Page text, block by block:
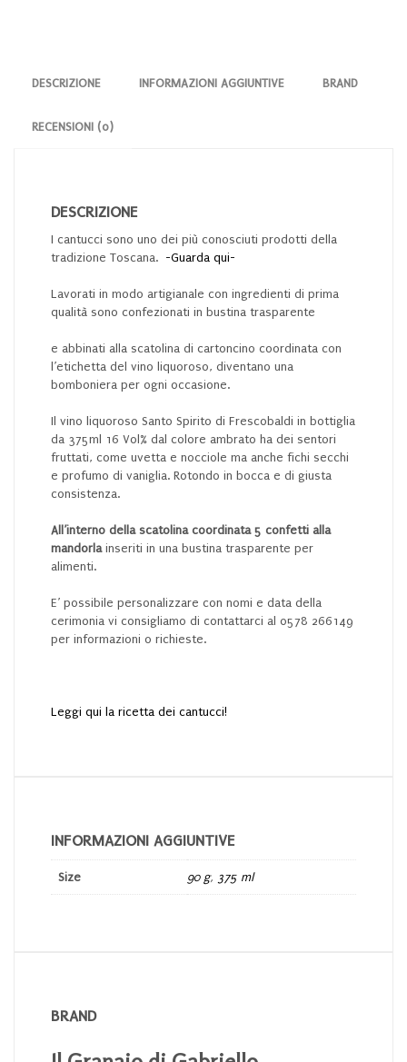
DESCRIZIONE INFORMAZIONI AGGIUNTIVE BRAND
RECENSIONI (0)
DESCRIZIONE
I cantucci sono uno dei più conosciuti prodotti della
tradizione Toscana. -Guarda qui-
Lavorati in modo artigianale con ingredienti di prima
qualità sono confezionati in bustina trasparente
e abbinati alla scatolina di cartoncino coordinata con
l’etichetta del vino liquoroso, diventano una
bomboniera per ogni occasione.
Il vino liquoroso Santo Spirito di Frescobaldi in bottiglia
da 375ml 16 Vol% dal colore ambrato ha dei sentori
fruttati, come uvetta e nocciole ma anche fichi secchi
e profumo di vaniglia. Rotondo in bocca e di giusta
consistenza.
All’interno della scatolina coordinata 5 confetti alla
mandorlainseriti in una bustina trasparente per
alimenti.
E’ possibile personalizzare con nomi e data della
cerimonia vi consigliamo di contattarci al 0578 266149
per informazioni o richieste.
Leggi qui la ricetta dei cantucci!
INFORMAZIONI AGGIUNTIVE
Size 90 g, 375 ml
BRAND